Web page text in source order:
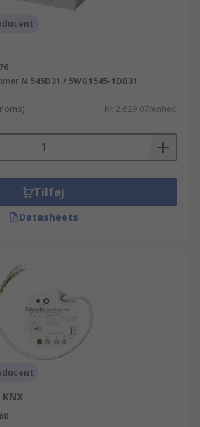
N 545D31 / 5WG1545-1DB31
Kr. 2.629,07/enhed
Tilføj
Datasheets